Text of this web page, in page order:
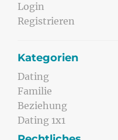
Login
Registrieren
Kategorien
Dating
Familie
Beziehung
Dating 1x1